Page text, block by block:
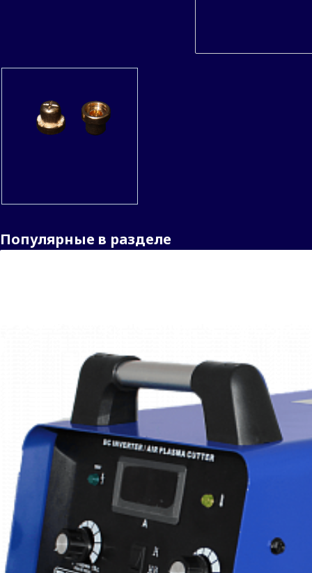
Популярные в разделе